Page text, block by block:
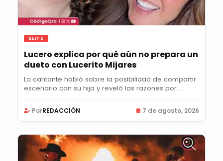
ELITE
Lucero explica por qué aún no prepara un
dueto con Lucerito Mijares
La cantante habló sobre la posibilidad de compartir
escenario con su hija y reveló las razones por...
PorREDACCIÓN 7 de agosto, 2026